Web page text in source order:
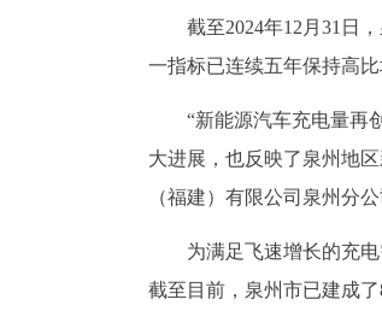
截至2024年12月31日
一指标已连续五年保持高比
“新能源汽车充电量再
大进展，也反映了泉州地
（福建）有限公司泉州分
为满足飞速增长的充
截至目前，泉州市已建成